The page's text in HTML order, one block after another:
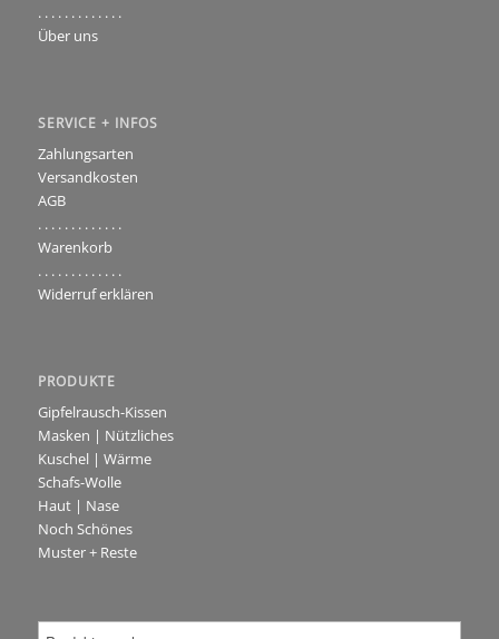
. . . . . . . . . . . . .
Über uns
SERVICE + INFOS
Zahlungsarten
Versandkosten
AGB
. . . . . . . . . . . . .
Warenkorb
. . . . . . . . . . . . .
Widerruf erklären
PRODUKTE
Gipfelrausch-Kissen
Masken | Nützliches
Kuschel | Wärme
Schafs-Wolle
Haut | Nase
Noch Schönes
Muster + Reste